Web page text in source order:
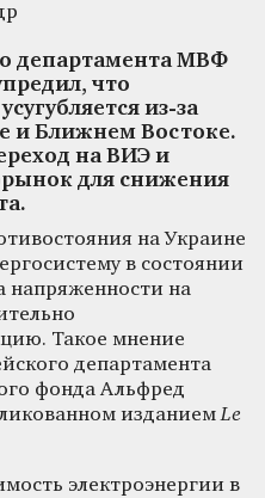
департамента МВФ
что
из-за
и Ближнем Востоке.
на ВИЭ и
для снижения
на Украине
в состоянии
напряженности на
Такое мнение
департамента
фонда Альфред
изданиемLe
электроэнергии в